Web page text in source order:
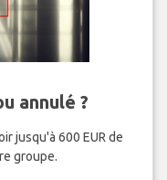
annulé ?
jusqu'à 600 EUR de
groupe.